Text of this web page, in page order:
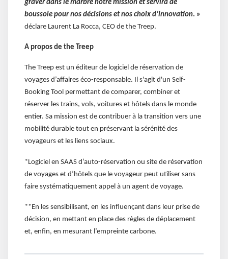
graver dans le marbre notre mission et servira de
boussole pour nos décisions et nos choix d’innovation. »
déclare Laurent La Rocca, CEO de the Treep.
A propos de the Treep
The Treep est un éditeur de logiciel de réservation de
voyages d’affaires éco-responsable. Il s'agit d'un Self-
Booking Tool permettant de comparer, combiner et
réserver les trains, vols, voitures et hôtels dans le monde
entier. Sa mission est de contribuer à la transition vers une
mobilité durable tout en préservant la sérénité des
voyageurs et les liens sociaux.
*Logiciel en SAAS d’auto-réservation ou site de réservation
de voyages et d’hôtels que le voyageur peut utiliser sans
faire systématiquement appel à un agent de voyage.
**En les sensibilisant, en les influençant dans leur prise de
décision, en mettant en place des règles de déplacement
et, enfin, en mesurant l’empreinte carbone.